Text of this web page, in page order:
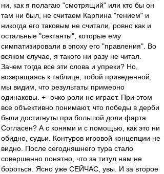
ни, как я полагаю "смотрящий" или кто бы он
там ни был, не считаем Карпина "гением" и
никогда его таковым не считали, ровно как и
остальные "сектанты", которые ему
симпатизировали в эпоху его "правления". Во
всяком случае, я такого ни разу не читал.
Зачем тогда все эти слова и упреки? Но,
возвращаясь к таблице, тобой приведенной,
мы видим, что результаты примерно
одинаковы. +- очко роли не играет. При этом
все объективно понимают, что победы в дерби
были достигнуты при большой доли фарта.
Согласен? А с конями и с помощью, как это ни
обидно, судьи. Контуров игровой концепции не
видно. После сегодняшнего тура стало
совершенно понятно, что за титул нам не
бороться. Ясно уже СЕЙЧАС, увы. И за второе